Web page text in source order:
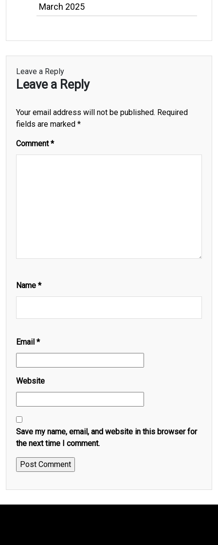
March 2025
Leave a Reply
Leave a Reply
Your email address will not be published. Required
fields are marked *
Comment*
Name *
Email *
Website
Save my name, email, and website in this browser for
the next time I comment.